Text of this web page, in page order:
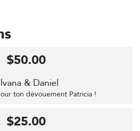
& Daniel
ton dévouement Patricia !
$50.00
$25.00